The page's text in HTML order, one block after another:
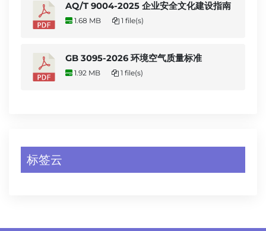
AQ/T 9004-2025 企业安全文化建设指南
1.68 MB 1 file(s)
GB 3095-2026 环境空气质量标准
1.92 MB 1 file(s)
标签云